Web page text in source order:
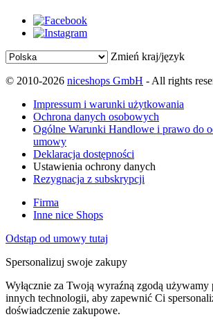
Zmień kraj/język
© 2010-2026 niceshops GmbH - All rights
Impressum i warunki użytkowania
Ochrona danych osobowych
Ogólne Warunki Handlowe i prawo do
umowy
Deklaracja dostępności
Ustawienia ochrony danych
Rezygnacja z subskrypcji
Firma
Inne nice Shops
Odstąp od umowy tutaj
Spersonalizuj swoje zakupy
Wyłącznie za Twoją wyraźną zgodą
innych technologii, aby zapewnić Ci
doświadczenie zakupowe.